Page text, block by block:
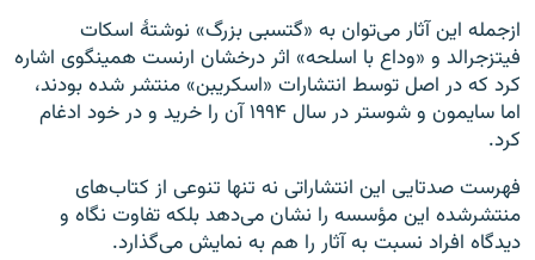
ازجمله این آثار می‌توان به «گتسبی بزرگ» نوشتهٔ اسکات
فیتزجرالد و «وداع با اسلحه» اثر درخشان ارنست همینگوی اشاره
کرد که در اصل توسط انتشارات «اسکریبن» منتشر شده بودند،
اما سایمون و شوستر در سال ۱۹۹۴ آن‌ را خرید و در خود ادغام
کرد.
فهرست صدتایی این انتشاراتی نه تنها تنوعی از کتاب‌های
منتشرشده این مؤسسه را نشان می‌دهد بلکه تفاوت نگاه و
دیدگاه افراد نسبت به آثار را هم به نمایش می‌گذارد.